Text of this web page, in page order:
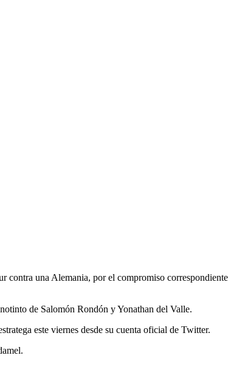
contra una Alemania, por el compromiso correspondiente
de Salomón Rondón y Yonathan del Valle.
este viernes desde su cuenta oficial de Twitter.